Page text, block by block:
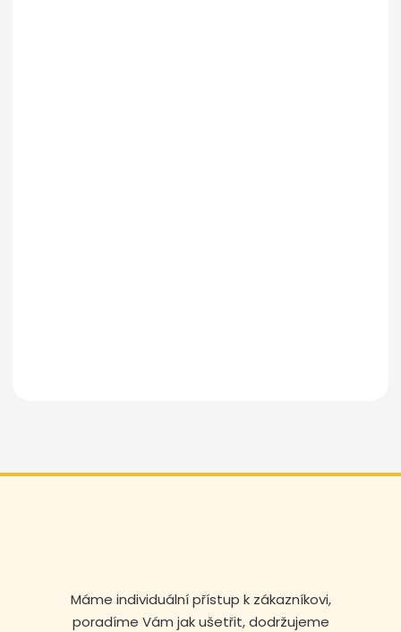
Máme individuální přístup k zákazníkovi,
poradíme Vám jak ušetřit, dodržujeme